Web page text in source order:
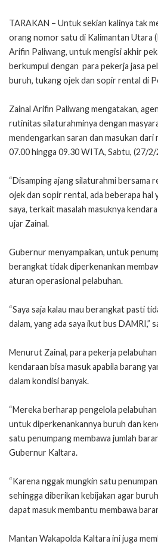
TARAKAN – Untuk sekian kalinya tak
orang nomor satu di Kalimantan Utara
Arifin Paliwang, untuk mengisi akhir
berkumpul dengan para pekerja jasa
buruh, tukang ojek dan sopir rental di
Zainal Arifin Paliwang mengatakan,
rutinitas silaturahminya dengan
mendengarkan saran dan masukan dari
07.00 hingga 09.30 WITA, Sabtu, (27/2/
“Disamping ajang silaturahmi bersama
ojek dan sopir rental, ada beberapa hal
saya, terkait masalah masuknya
ujar Zainal.
Gubernur menyampaikan, untuk
berangkat tidak diperkenankan
aturan operasional pelabuhan.
“Saya saja kalau mau berangkat pasti
dalam, yang ada saya ikut bus DAMRI,”
Menurut Zainal, para pekerja
kendaraan bisa masuk apabila barang
dalam kondisi banyak.
“Mereka berharap pengelola
untuk diperkenankannya buruh dan
satu penumpang membawa jumlah
Gubernur Kaltara.
“Karena nggak mungkin satu
sehingga diberikan kebijakan agar
dapat masuk membantu membawa
Mantan Wakapolda Kaltara ini juga